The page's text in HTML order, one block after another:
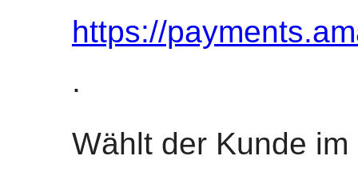
https://
.
Wählt der Kunde